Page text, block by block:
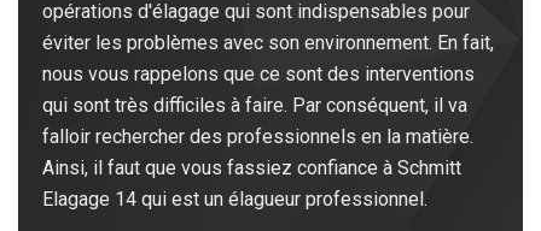
opérations d'élagage qui sont indispensables pour
éviter les problèmes avec son environnement. En fait,
nous vous rappelons que ce sont des interventions
qui sont très difficiles à faire. Par conséquent, il va
falloir rechercher des professionnels en la matière.
Ainsi, il faut que vous fassiez confiance à Schmitt
Elagage 14 qui est un élagueur professionnel.